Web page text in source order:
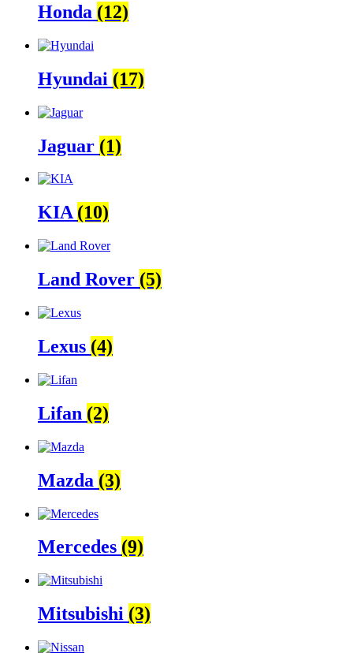
Honda (12)
Hyundai (17)
Jaguar (1)
KIA(10)
Land Rover (5)
Lexus (4)
Lifan (2)
Mazda (3)
Mercedes (9)
Mitsubishi (3)